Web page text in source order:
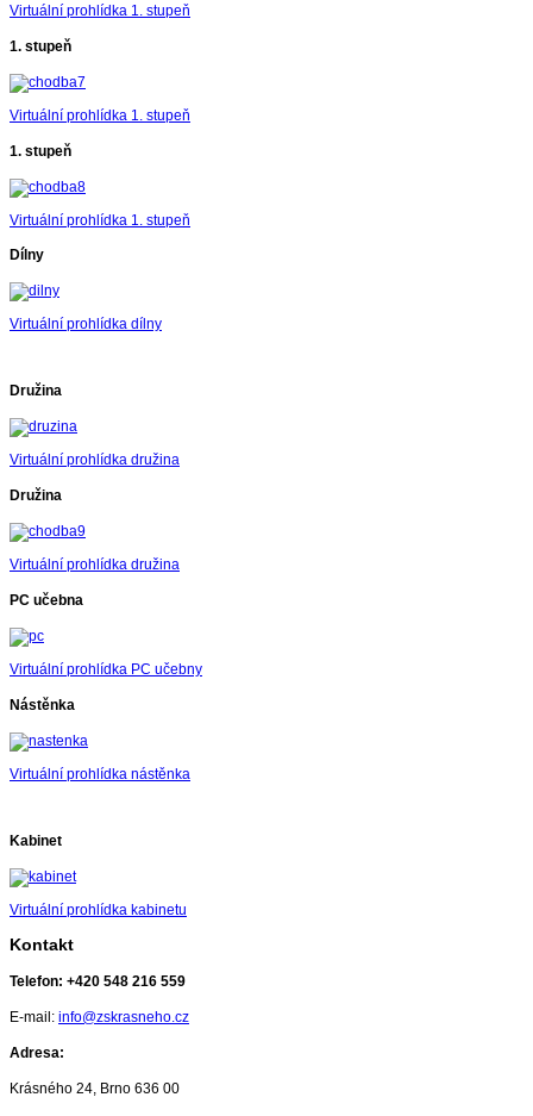
Virtuální prohlídka 1. stupeň
1. stupeň
Virtuální prohlídka 1. stupeň
1. stupeň
Virtuální prohlídka 1. stupeň
Dílny
Virtuální prohlídka dílny
Družina
Virtuální prohlídka družina
Družina
Virtuální prohlídka družina
PC učebna
Virtuální prohlídka PC učebny
Nástěnka
Virtuální prohlídka nástěnka
Kabinet
Virtuální prohlídka kabinetu
Kontakt
Telefon: +420 548 216 559
E-mail: info@zskrasneho.cz
Adresa:
Krásného 24, Brno 636 00